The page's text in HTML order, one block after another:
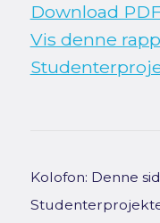
Download PDF
Vis denne
Kolofon: Denne